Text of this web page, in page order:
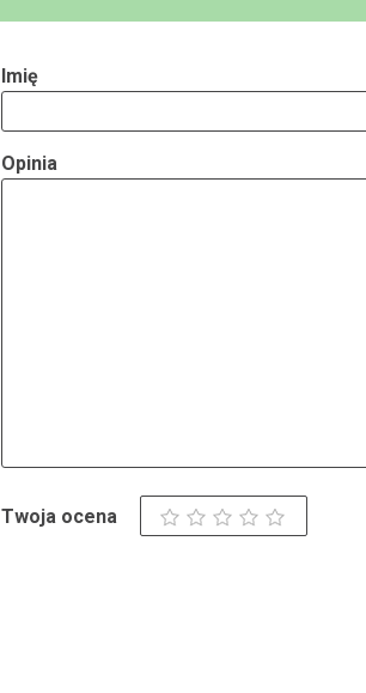
Imię
Opinia
Twoja ocena